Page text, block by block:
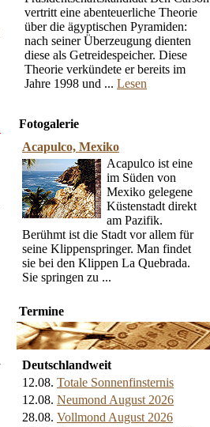
vertritt eine abenteuerliche Theorie
über die ägyptischen Pyramiden:
nach seiner Überzeugung dienten
diese als Getreidespeicher. Diese
Theorie verkündete er bereits im
Jahre 1998 und ... Lesen
Fotogalerie
Acapulco, Mexiko
Acapulco ist eine
im Süden von
Mexiko gelegene
Küstenstadt direkt
am Pazifik.
Berühmt ist die Stadt vor allem für
seine Klippenspringer. Man findet
sie bei den Klippen La Quebrada.
Sie springen zu ...
Termine
Deutschlandweit
12.08. Totale Sonnenfinsternis
12.08. Neumond August 2026
28.08. Vollmond August 2026